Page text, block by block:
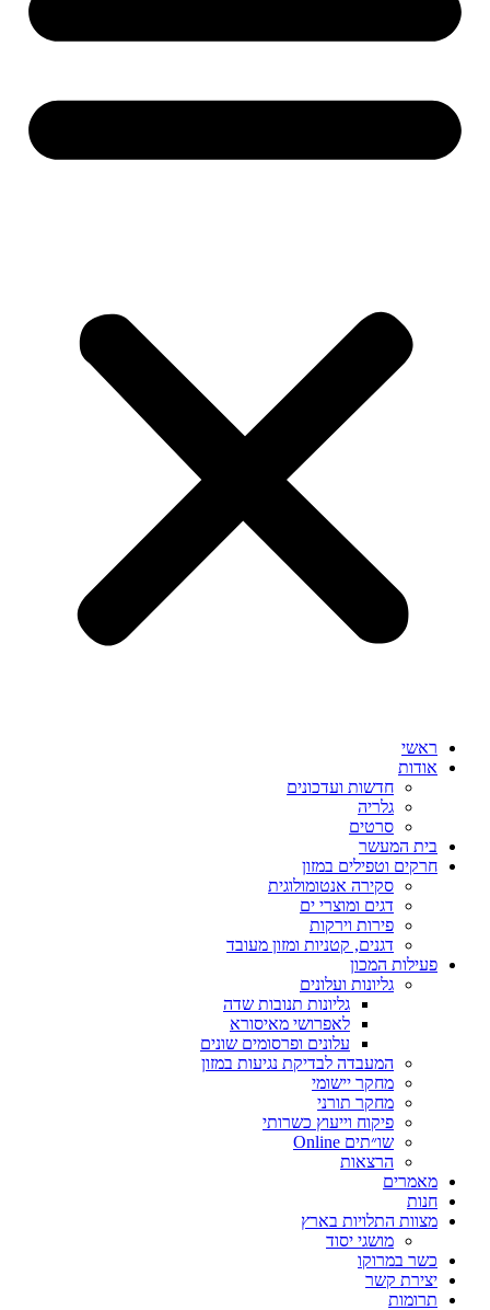
ראשי
אודות
חדשות ועדכונים
גלריה
סרטים
בית המעשר
חרקים וטפילים במזון
סקירה אנטומולוגית
דגים ומוצרי ים
פירות וירקות
דגנים, קטניות ומזון מעובד
פעילות המכון
גליונות ועלונים
גליונות תנובות שדה
לאפרושי מאיסורא
עלונים ופרסומים שונים
המעבדה לבדיקת נגיעות במזון
מחקר יישומי
מחקר תורני
פיקוח וייעוץ כשרותי
שו״תים Online
הרצאות
מאמרים
חנות
מצוות התלויות בארץ
מושגי יסוד
כשר במרוקו
יצירת קשר
תרומות